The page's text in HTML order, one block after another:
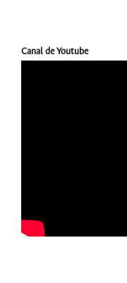
Canal de Youtube